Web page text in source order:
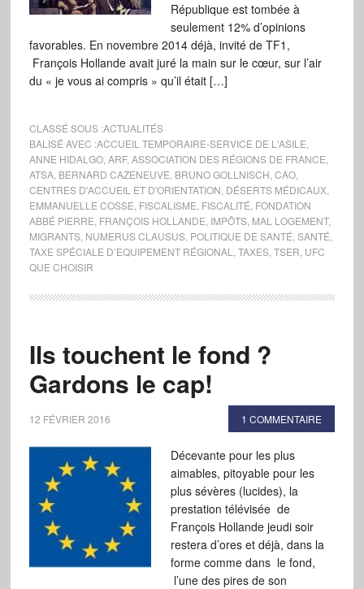
République est tombée à
seulement 12% d’opinions
favorables. En novembre 2014 déjà, invité de TF1,
François Hollande avait juré la main sur le cœur, sur l’air
du « je vous ai compris » qu’il était […]
CLASSÉ SOUS :ACTUALITÉS
BALISÉ AVEC :ACCUEIL TEMPORAIRE-SERVICE DE L'ASILE
ANNE HIDALGO, ARF, ASSOCIATION DES RÉGIONS DE FRANCE
ATSA, BERNARD CAZENEUVE BRUNO GOLLNISCH CAO,
CENTRES D'ACCUEIL ET D'ORIENTATION DÉSERTS MÉDICAUX,
EMMANUELLE COSSE FISCALISME FISCALITÉ FONDATION
ABBÉ PIERRE FRANÇOIS HOLLANDE IMPÔTS, MAL LOGEMENT,
MIGRANTS, NUMERUS CLAUSUS, POLITIQUE DE SANTÉ SANTÉ
TAXE SPÉCIALE D’EQUIPEMENT RÉGIONAL
TAXES, TSER UFC
QUE CHOISIR
Ils touchent le fond ?
Gardons le cap!
12 FÉVRIER 2016 1 COMMENTAIRE
Décevante pour les plus
aimables, pitoyable pour les
plus sévères (lucides), la
prestation télévisée de
François Hollande jeudi soir
restera d’ores et déjà, dans la
forme comme dans le fond,
l’une des pires de son